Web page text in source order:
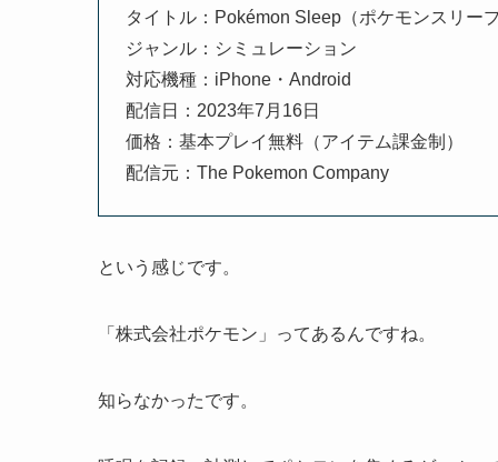
タイトル：Pokémon Sleep（ポケモンスリー
ジャンル：シミュレーション
対応機種：iPhone・Android
配信日：2023年7月16日
価格：基本プレイ無料（アイテム課金制）
配信元：The Pokemon Company
という感じです。
「株式会社ポケモン」ってあるんですね。
知らなかったです。